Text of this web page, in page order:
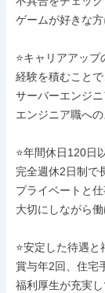
ゲームが好きな
⭐キャリアアップ
経験を積むこと
サーバーエンジ
エンジニア職へ
⭐年間休日120日
完全週休2日制で
プライベートと
大切にしながら働
⭐安定した待遇と
賞与年2回、住宅
福利厚生が充実し